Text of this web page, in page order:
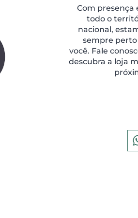
Com presença
todo o
nacional,
sempre perto
você. Fale
descubra a loja